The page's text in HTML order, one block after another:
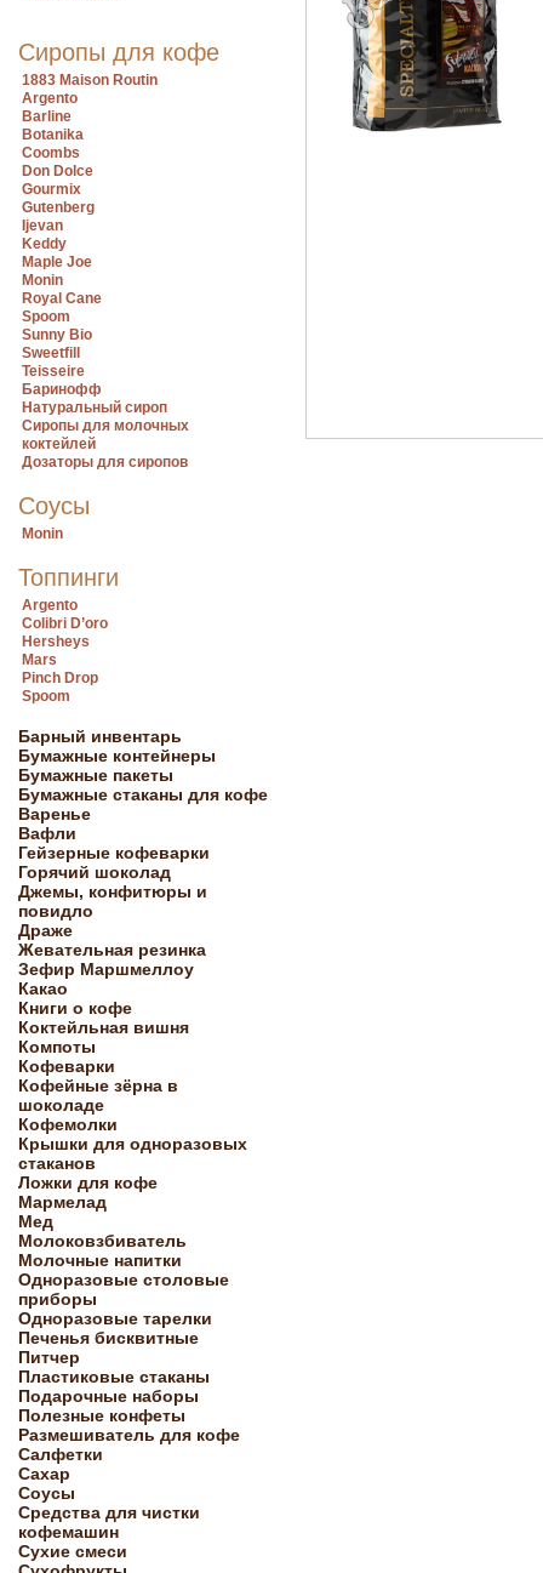
Сиропы для кофе
1883 Maison Routin
Argento
Barline
Botanika
Coombs
Don Dolce
Gourmix
Gutenberg
Ijevan
Keddy
Maple Joe
Monin
Royal Cane
Spoom
Sunny Bio
Sweetfill
Teisseire
Баринофф
Натуральный сироп
Сиропы для молочных
коктейлей
Дозаторы для сиропов
Соусы
Monin
Топпинги
Argento
Colibri D’oro
Hersheys
Mars
Pinch Drop
Spoom
Барный инвентарь
Бумажные контейнеры
Бумажные пакеты
Бумажные стаканы для кофе
Варенье
Вафли
Гейзерные кофеварки
Горячий шоколад
Джемы, конфитюры и
повидло
Драже
Жевательная резинка
Зефир Маршмеллоу
Какао
Книги о кофе
Коктейльная вишня
Компоты
Кофеварки
Кофейные зёрна в
шоколаде
Кофемолки
Крышки для одноразовых
стаканов
Ложки для кофе
Мармелад
Мед
Молоковзбиватель
Молочные напитки
Одноразовые столовые
приборы
Одноразовые тарелки
Печенья бисквитные
Питчер
Пластиковые стаканы
Подарочные наборы
Полезные конфеты
Размешиватель для кофе
Салфетки
Сахар
Соусы
Средства для чистки
кофемашин
Сухие смеси